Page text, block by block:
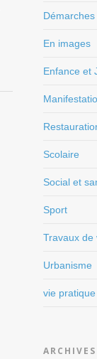
En images
Enfance et
Scolaire
Social et
Sport
Travaux de
Urbanisme
vie pratique
ARCHIVES